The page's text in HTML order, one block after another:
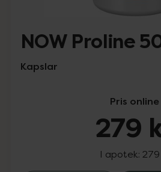
NOW Proline
Kapslar
Pris online
279
I apotek: 279